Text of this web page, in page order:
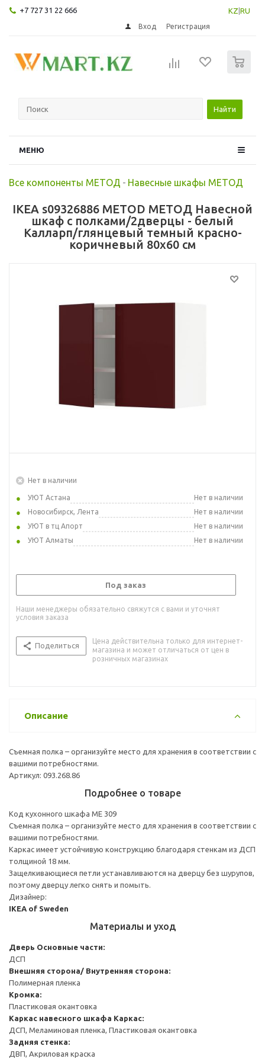
+7 727 31 22 666 KZ RU
Вход Регистрация
Найти
МЕНЮ
Все компоненты МЕТОД - Навесные шкафы МЕТОД
IKEA s09326886 METOD МЕТОД Навесной
шкаф с полками/2дверцы - белый
Калларп/глянцевый темный красно-
коричневый 80x60 см
Нет в наличии
УЮТ Астана
Нет в наличии
Новосибирск, Лента
Нет в наличии
УЮТ в тц Апорт
Нет в наличии
УЮТ Алматы
Нет в наличии
Под заказ
Наши менеджеры обязательно свяжутся с вами и уточнят
условия заказа
Поделиться
Цена действительна только для интернет-
магазина и может отличаться от цен в
розничных магазинах
Описание
Съемная полка – организуйте место для хранения в соответствии с
вашими потребностями.
Артикул: 093.268.86
Подробнее о товаре
Код кухонного шкафа ME 309
Съемная полка – организуйте место для хранения в соответствии с
вашими потребностями.
Каркас имеет устойчивую конструкцию благодаря стенкам из ДСП
толщиной 18 мм.
Защелкивающиеся петли устанавливаются на дверцу без шурупов,
поэтому дверцу легко снять и помыть.
Дизайнер:
IKEA of Sweden
Материалы и уход
Дверь Основные части:
ДСП
Внешняя сторона/ Внутренняя сторона:
Полимерная пленка
Кромка:
Пластиковая окантовка
Каркас навесного шкафа Каркас:
ДСП, Меламиновая пленка, Пластиковая окантовка
Задняя стенка:
ДВП, Акриловая краска